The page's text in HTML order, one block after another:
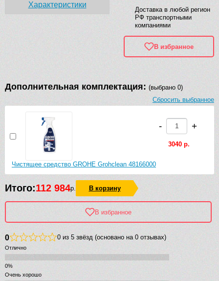
Доставка в любой регион
РФ транспортными
компаниями
В избранное
Характеристики
Дополнительная комплектация: (выбрано 0)
Сбросить выбранное
Чистящее средство GROHE Grohclean 48166000
- +
3040 р.
Итого:112 984р. В корзину
В избранное
0 0 из 5 звёзд (основано на 0 отзывах)
Отлично
Очень хорошо